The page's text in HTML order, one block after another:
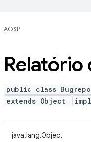
AOSP
Relatório
public class
extends Object
java.lang.Object